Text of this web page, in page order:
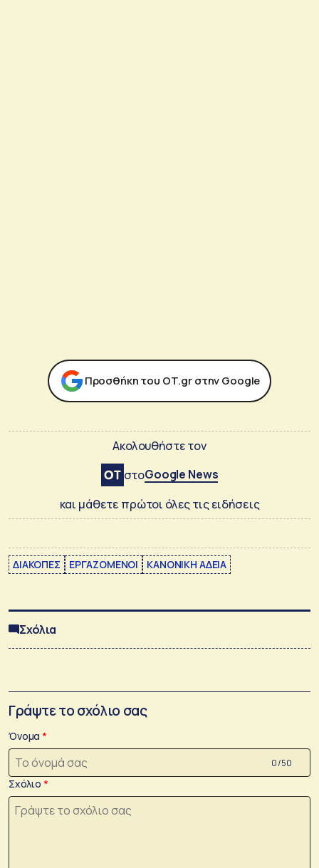
Προσθήκη του ΟΤ.gr στην Google
Ακολουθήστε τον
στοGoogle News
και μάθετε πρώτοι όλες τις ειδήσεις
ΔΙΑΚΟΠΕΣ ΕΡΓΑΖΟΜΕΝΟΙ ΚΑΝΟΝΙΚΗ ΑΔΕΙΑ
Σχόλια
Γράψτε το σχόλιο σας
Όνομα
0 /50
Σχόλιο